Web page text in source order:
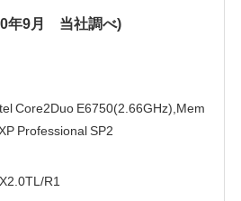
年9月 当社調べ)
Core2Duo E6750(2.66GHz),Mem
Professional SP2
R1